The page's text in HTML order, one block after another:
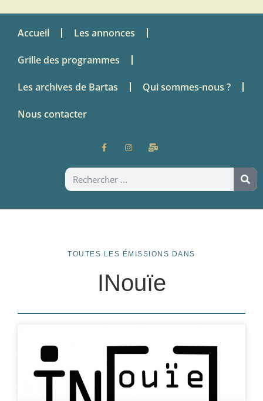
Accueil Les annonces
Grille des programmes
Les archives de Bartas Qui sommes-nous ?
Nous contacter
TOUTES LES ÉMISSIONS DANS
INouïe